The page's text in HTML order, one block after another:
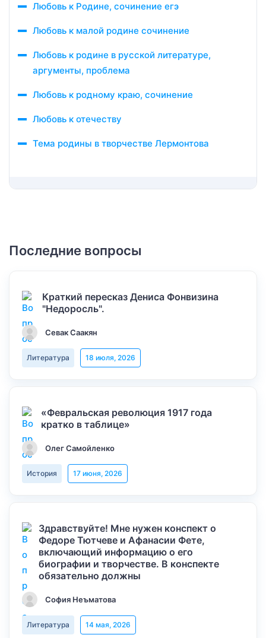
Любовь к Родине, сочинение егэ
Любовь к малой родине сочинение
Любовь к родине в русской литературе,
аргументы, проблема
Любовь к родному краю, сочинение
Любовь к отечеству
Тема родины в творчестве Лермонтова
Последние вопросы
Краткий пересказ Дениса Фонвизина
"Недоросль".
Севак Саакян
Литература 18 июля, 2026
«Февральская революция 1917 года
кратко в таблице»
Олег Самойленко
История 17 июня, 2026
Здравствуйте! Мне нужен конспект о
Федоре Тютчеве и Афанасии Фете,
включающий информацию о его
биографии и творчестве. В конспекте
обязательно должны
София Неъматова
Литература 14 мая, 2026